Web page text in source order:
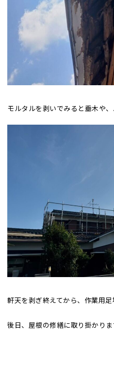
モルタルを剥いでみると垂木や、
軒天を剥ぎ終えてから、作業用足
後日、屋根の修繕に取り掛かりま